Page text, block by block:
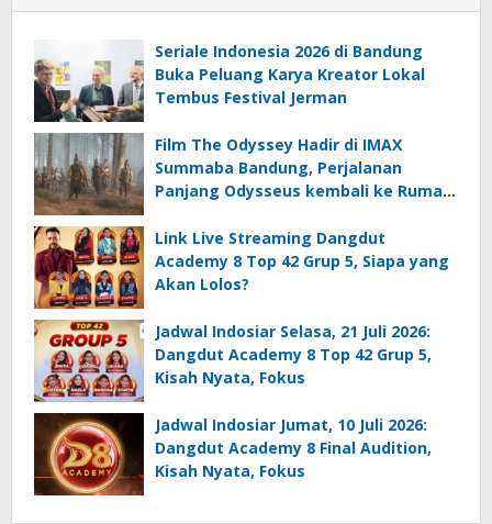
Seriale Indonesia 2026 di Bandung
Buka Peluang Karya Kreator Lokal
Tembus Festival Jerman
Film The Odyssey Hadir di IMAX
Summaba Bandung, Perjalanan
Panjang Odysseus kembali ke Rumah
Link Live Streaming Dangdut
Academy 8 Top 42 Grup 5, Siapa yang
Akan Lolos?
Jadwal Indosiar Selasa, 21 Juli 2026:
Dangdut Academy 8 Top 42 Grup 5,
Kisah Nyata, Fokus
Jadwal Indosiar Jumat, 10 Juli 2026:
Dangdut Academy 8 Final Audition,
Kisah Nyata, Fokus